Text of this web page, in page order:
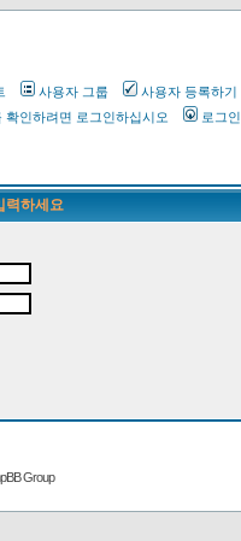
사용자 그룹
사용자 등록하기
확인하려면 로그인하십시오 로그인
력하세요
Group